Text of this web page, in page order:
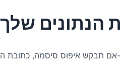
הנתונים שלך